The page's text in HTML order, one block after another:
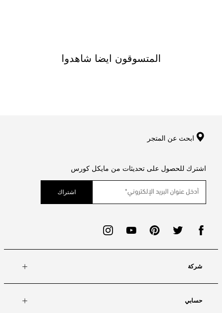
المتسوقون ايضا شاهدوا
ابحث عن المتجر
اشترك للحصول على تحديثات من مايكل كورس
اشتراك
شركة
حسابي